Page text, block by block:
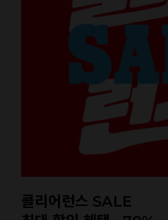
클리어런스 SALE